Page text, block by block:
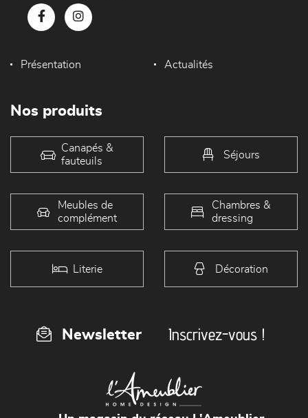
Présentation Actualités
Nos produits
Canapés &
fauteuils
Séjours
Meubles de
complément
Chambres &
dressing
Literie Décoration
Newsletter Inscrivez-vous !